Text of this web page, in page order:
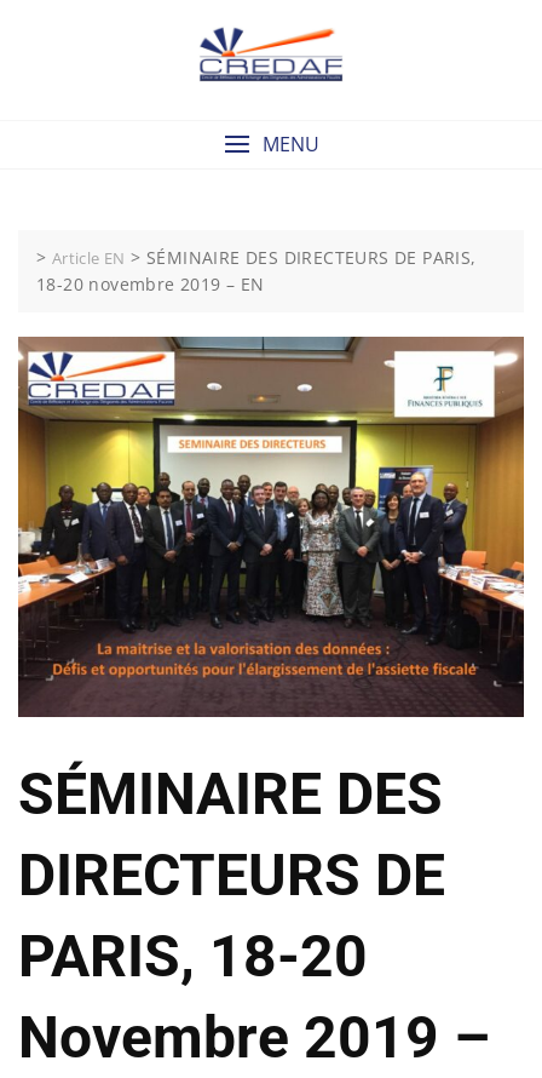
MENU
> Article EN > SÉMINAIRE DES DIRECTEURS DE PARIS,
18-20 novembre 2019 – EN
SÉMINAIRE DES
DIRECTEURS DE
PARIS, 18-20
Novembre 2019 –